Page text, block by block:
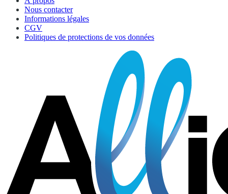
Nous contacter
Informations légales
CGV
Politiques de protections de vos données